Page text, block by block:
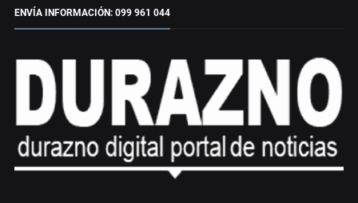
ENVÍA INFORMACIÓN: 099 961 044